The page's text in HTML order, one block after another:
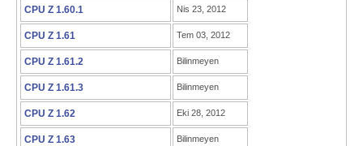
CPU Z 1.60.1 Nis 23, 2012
CPU Z 1.61 Tem 03, 2012
CPU Z 1.61.2 Bilinmeyen
CPU Z 1.61.3 Bilinmeyen
CPU Z 1.62 Eki 28, 2012
CPU Z 1.63 Bilinmeyen